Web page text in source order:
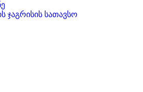
ჯაგრისის სათავსო